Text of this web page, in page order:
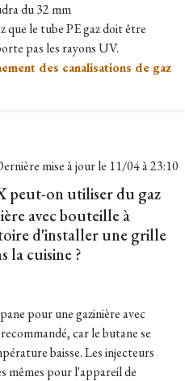
du 32 mm
que le tube PE gaz doit être
pas les rayons UV.
des canalisations de gaz
mise à jour le 11/04 à 23:10
peut-on utiliser du gaz
avec bouteille à
d'installer une grille
la cuisine ?
pour une gazinière avec
car le butane se
baisse. Les injecteurs
mêmes pour l'appareil de